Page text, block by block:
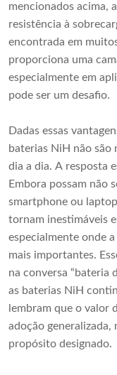
mencionados acima,
resistência à
encontrada em
proporciona uma
especialmente em
pode ser um desafio.
Dadas essas
baterias NiH não são
dia a dia. A resposta
Embora possam não
smartphone ou
tornam inestimáveis
especialmente onde
mais importantes.
na conversa “bateria
as baterias NiH
lembram que o valor
adoção generalizada,
propósito designado.